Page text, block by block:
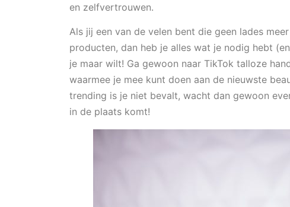
en zelfvertrouwen.
Als jij een van de velen bent die geen lades
producten, dan heb je alles wat je nodig hebt
je maar wilt! Ga gewoon naar TikTok talloze
waarmee je mee kunt doen aan de nieuwste
trending is je niet bevalt, wacht dan gewoon
in de plaats komt!